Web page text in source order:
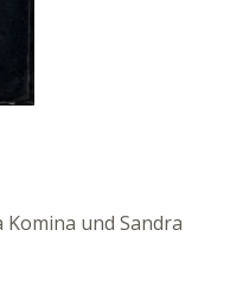
Komina und Sandra